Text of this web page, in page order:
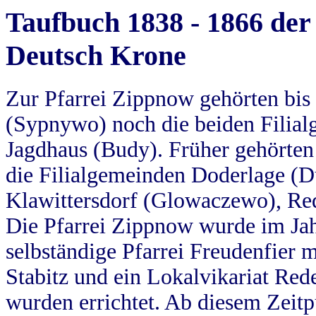
Taufbuch 1838 - 1866
Deutsch Krone
Zur Pfarrei Zippnow gehörten
(Sypnywo) noch die beiden
Jagdhaus (Budy). Früher
die Filialgemeinden Doderlage
Klawittersdorf (Glowaczewo),
Die Pfarrei Zippnow wurde im
selbständige Pfarrei Freudenfier
Stabitz und ein Lokalvikariat
wurden errichtet. Ab diesem